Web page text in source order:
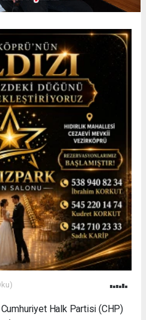
Cumhuriyet Halk Partisi (CHP)